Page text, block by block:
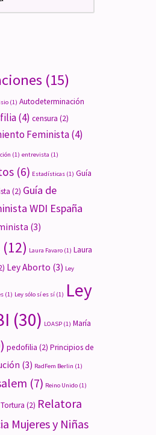
(15)
(1) Autodeterminación
(4) censura (2)
Feminista(4)
(1) entrevista (1)
(6) Estadísticas (1) Guía
(2) Guía de
WDI España
(3)
(12) Laura Favaro (1) Laura
Ley Aborto (3) Ley
(1) Ley sólo sí es sí (1) Ley
(30) LOASP (1) María
pedofilia (2) Principios de
(3) RadFem Berlin (1)
(7) Reino Unido (1)
(2) Relatora
Mujeres y Niñas